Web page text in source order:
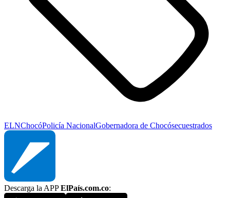
ELNChocóPolicía NacionalGobernadora de Chocósecuestrados
Descarga la APPElPaís.com.co: